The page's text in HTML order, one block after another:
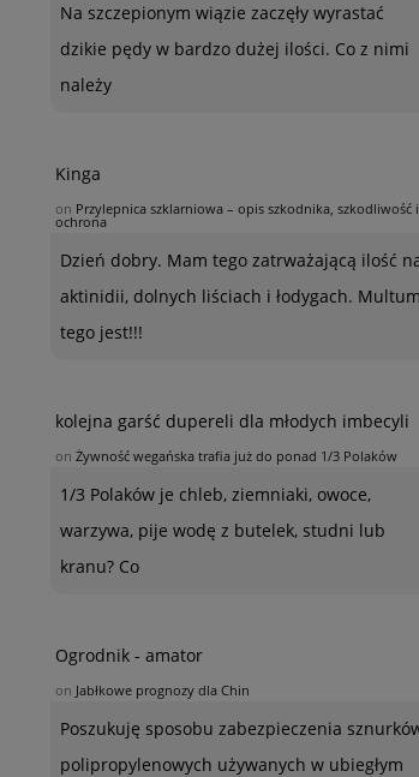
Na szczepionym wiązie zaczęły wyrastać
dzikie pędy w bardzo dużej ilości. Co z nimi
należy
Kinga
on Przylepnica szklarniowa – opis szkodnika, szkodliwość i
ochrona
Dzień dobry. Mam tego zatrważającą ilość
aktinidii, dolnych liściach i łodygach. Multum
tego jest!!!
kolejna garść dupereli dla młodych imbecyli
on Żywność wegańska trafia już do ponad 1/3 Polaków
1/3 Polaków je chleb, ziemniaki, owoce,
warzywa, pije wodę z butelek, studni lub
kranu? Co
Ogrodnik - amator
on Jabłkowe prognozy dla Chin
Poszukuję sposobu zabezpieczenia
polipropylenowych używanych w ubiegłym